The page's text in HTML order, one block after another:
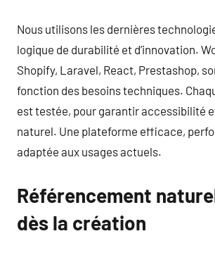
Nous utilisons les dernières
logique de durabilité et d’innovation.
Shopify, Laravel, React, Prestashop,
fonction des besoins techniques.
est testée, pour garantir accessibilité
naturel. Une plateforme efficace,
adaptée aux usages actuels.
Référencement
dès la création